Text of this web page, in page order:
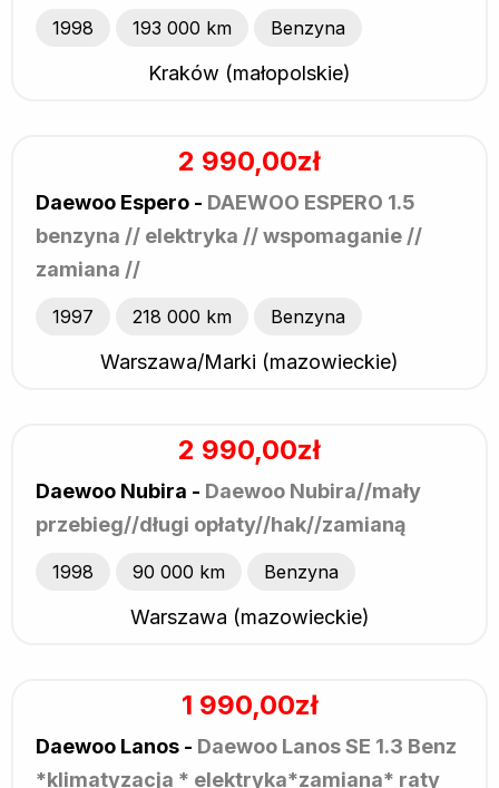
1998 193 000 km Benzyna
Kraków (małopolskie)
2 990,00zł
Daewoo Espero - DAEWOO ESPERO 1.5
benzyna // elektryka // wspomaganie //
zamiana //
1997 218 000 km Benzyna
Warszawa/Marki (mazowieckie)
2 990,00zł
Daewoo Nubira - Daewoo Nubira//mały
przebieg//długi opłaty//hak//zamianą
1998 90 000 km Benzyna
Warszawa (mazowieckie)
1 990,00zł
Daewoo Lanos - Daewoo Lanos SE 1.3 Benz
*klimatyzacja * elektryka*zamiana* raty